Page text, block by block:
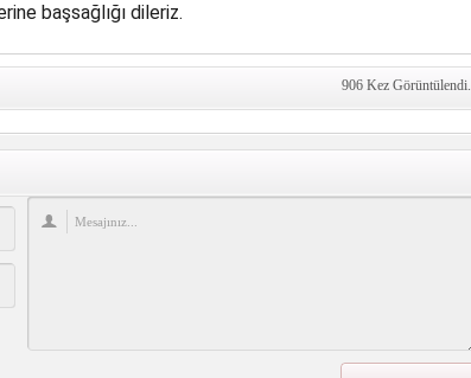
başsağlığı dileriz.
906 Kez Görüntülendi.